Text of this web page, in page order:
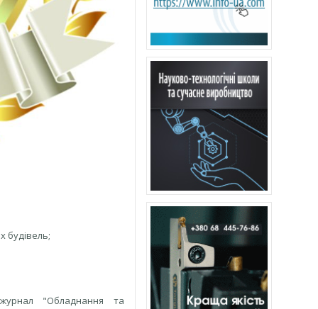
будівель;
журнал "Обладнання та